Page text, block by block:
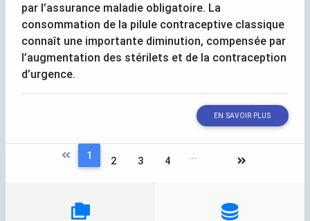
par l’assurance maladie obligatoire. La
consommation de la pilule contraceptive classique
connaît une importante diminution, compensée par
l’augmentation des stérilets et de la contraception
d’urgence.
EN SAVOIR PLUS
1 2 3 4 ...